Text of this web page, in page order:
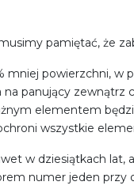
pamiętać, że
mniej powierzchni,
panujący zewnątrz
elementem
wszystkie
w dziesiątkach
numer jeden przy